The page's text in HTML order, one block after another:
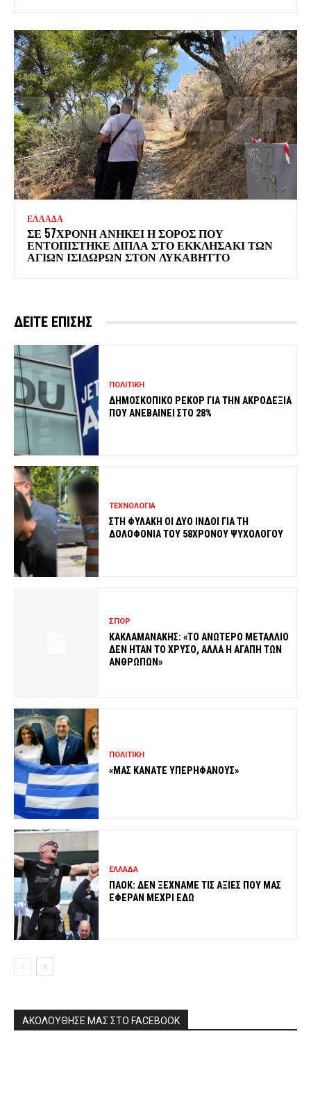
ΕΛΛΑΔΑ
ΣΕ 57ΧΡΟΝΗ ΑΝΗΚΕΙ Η ΣΟΡΟΣ ΠΟΥ
ΕΝΤΟΠΙΣΤΗΚΕ ΔΙΠΛΑ ΣΤΟ ΕΚΚΛΗΣΑΚΙ ΤΩΝ
ΑΓΙΩΝ ΙΣΙΔΩΡΩΝ ΣΤΟΝ ΛΥΚΑΒΗΤΤΟ
ΔΕΙΤΕ ΕΠΙΣΗΣ
ΠΟΛΙΤΙΚΗ
ΔΗΜΟΣΚΟΠΙΚΟ ΡΕΚΟΡ ΓΙΑ ΤΗΝ ΑΚΡΟΔΕΞΙΑ
ΠΟΥ ΑΝΕΒΑΙΝΕΙ ΣΤΟ 28%
ΤΕΧΝΟΛΟΓΙΑ
ΣΤΗ ΦΥΛΑΚΗ ΟΙ ΔΥΟ ΙΝΔΟΙ ΓΙΑ ΤΗ
ΔΟΛΟΦΟΝΙΑ ΤΟΥ 58ΧΡΟΝΟΥ ΨΥΧΟΛΟΓΟΥ
ΣΠΟΡ
ΚΑΚΛΑΜΑΝΑΚΗΣ: «ΤΟ ΑΝΩΤΕΡΟ ΜΕΤΑΛΛΙΟ
ΔΕΝ ΗΤΑΝ ΤΟ ΧΡΥΣΟ, ΑΛΛΑ Η ΑΓΑΠΗ ΤΩΝ
ΑΝΘΡΩΠΩΝ»
ΠΟΛΙΤΙΚΗ
«ΜΑΣ ΚΑΝΑΤΕ ΥΠΕΡΗΦΑΝΟΥΣ»
ΕΛΛΑΔΑ
ΠΑΟΚ: ΔΕΝ ΞΕΧΝΑΜΕ ΤΙΣ ΑΞΙΕΣ ΠΟΥ ΜΑΣ
ΕΦΕΡΑΝ ΜΕΧΡΙ ΕΔΩ
ΑΚΟΛΟΥΘΗΣΕ ΜΑΣ ΣΤΟ FACEBOOK